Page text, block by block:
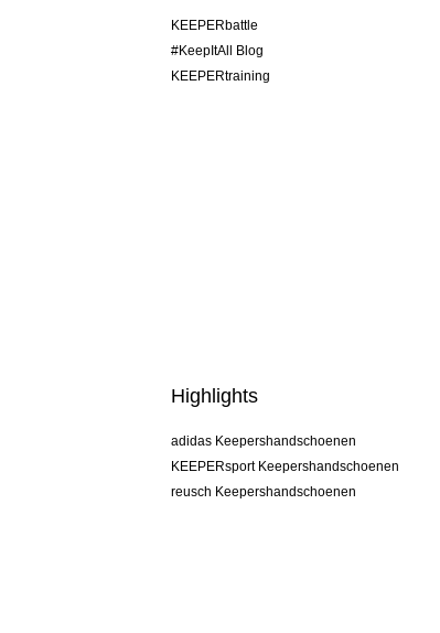
KEEPERbattle
#KeepItAll Blog
KEEPERtraining
Highlights
adidas Keepershandschoenen
KEEPERsport Keepershandschoenen
reusch Keepershandschoenen